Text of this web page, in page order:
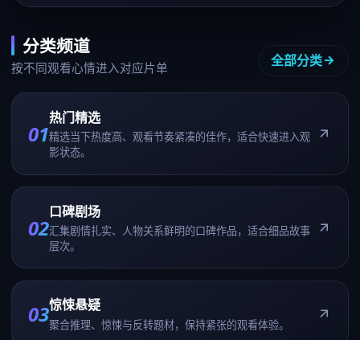
分类频道
按不同观看心情进入对应片单 全部分类
01
热门精选
精选当下热度高、观看节奏紧凑的佳作，适合快速进入观
影状态。
02
口碑剧场
汇集剧情扎实、人物关系鲜明的口碑作品，适合细品故事
层次。
03惊悚悬疑
聚合推理、惊悚与反转题材，保持紧张的观看体验。